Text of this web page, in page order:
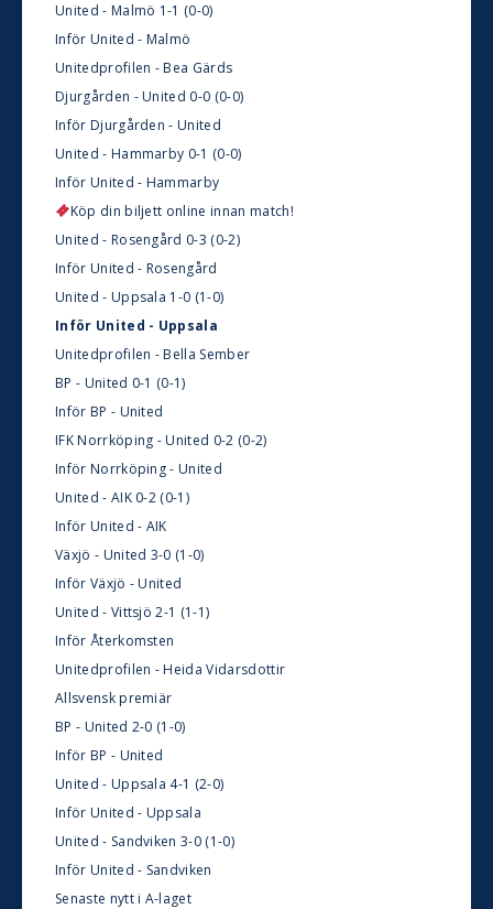
United - Malmö 1-1 (0-0)
Inför United - Malmö
Unitedprofilen - Bea Gärds
Djurgården - United 0-0 (0-0)
Inför Djurgården - United
United - Hammarby 0-1 (0-0)
Inför United - Hammarby
Köp din biljett online innan match!
United - Rosengård 0-3 (0-2)
Inför United - Rosengård
United - Uppsala 1-0 (1-0)
Inför United - Uppsala
Unitedprofilen - Bella Sember
BP - United 0-1 (0-1)
Inför BP - United
IFK Norrköping - United 0-2 (0-2)
Inför Norrköping - United
United - AIK 0-2 (0-1)
Inför United - AIK
Växjö - United 3-0 (1-0)
Inför Växjö - United
United - Vittsjö 2-1 (1-1)
Inför Återkomsten
Unitedprofilen - Heida Vidarsdottir
Allsvensk premiär
BP - United 2-0 (1-0)
Inför BP - United
United - Uppsala 4-1 (2-0)
Inför United - Uppsala
United - Sandviken 3-0 (1-0)
Inför United - Sandviken
Senaste nytt i A-laget